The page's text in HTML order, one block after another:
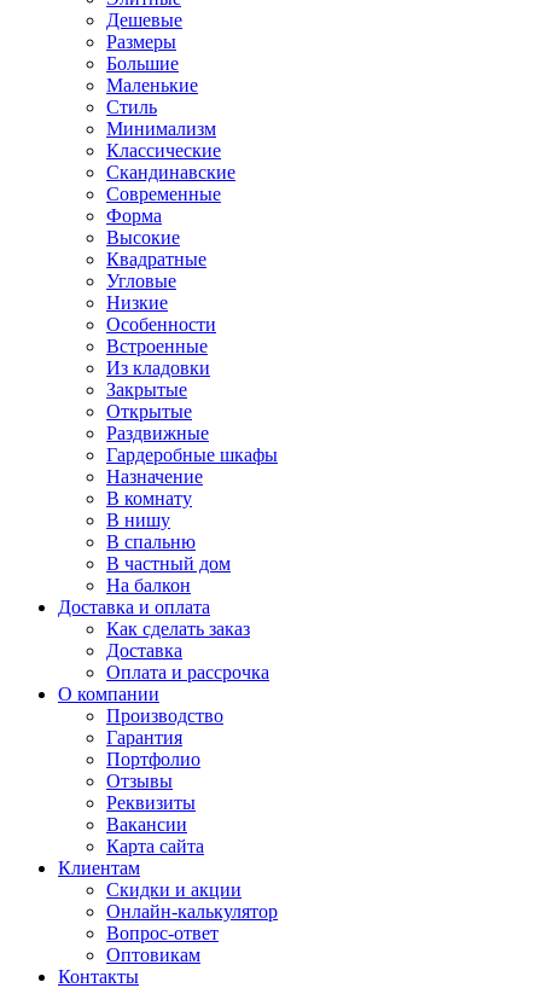
Дешевые
Размеры
Большие
Маленькие
Стиль
Минимализм
Классические
Скандинавские
Современные
Форма
Высокие
Квадратные
Угловые
Низкие
Особенности
Встроенные
Из кладовки
Закрытые
Открытые
Раздвижные
Гардеробные шкафы
Назначение
В комнату
В нишу
В спальню
В частный дом
На балкон
Доставка и оплата
Как сделать заказ
Доставка
Оплата и рассрочка
О компании
Производство
Гарантия
Портфолио
Отзывы
Реквизиты
Вакансии
Карта сайта
Клиентам
Скидки и акции
Онлайн-калькулятор
Вопрос-ответ
Оптовикам
Контакты